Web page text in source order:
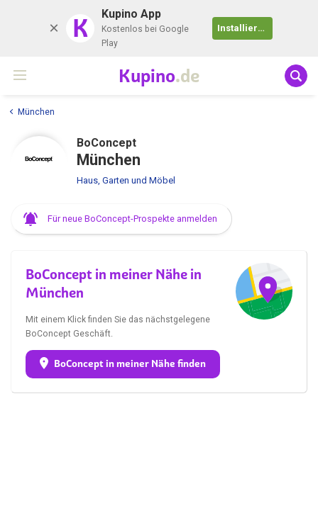
K Kupino App
Kostenlos bei Google
Play
Installieren
Kupino.de
München
BoConcept
München
Haus, Garten und Möbel
Für neue BoConcept-Prospekte anmelden
BoConcept in meiner Nähe in
München
Mit einem Klick finden Sie das nächstgelegene
BoConcept Geschäft.
BoConcept in meiner Nähe finden